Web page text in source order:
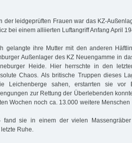
der leidgeprüften Frauen war das KZ-
bei einem alliierten Luftangriff Anfang April
gelangte ihre Mutter mit den anderen
Außenlager des KZ Neuengamme in
Heide. Hier herrschte in den
Chaos. Als britische Truppen dieses
Leichenberge sahen, erstarrten sie vor
zur Rettung der Überlebenden
Wochen noch ca. 13.000 weitere
fand sie in einem der vielen
Ruhe.